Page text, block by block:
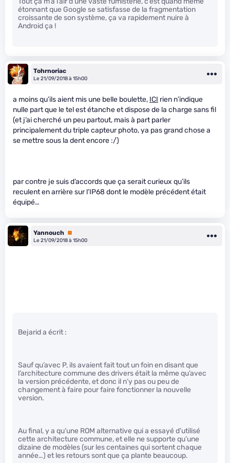
étonnant que Google se satisfasse de la fragmentation
croissante de son système, ça va rapidement nuire à
Android ça !
Tohrnoriac
Le 21/09/2018 à 15h00
a moins qu’ils aient mis une belle boulette, ICI rien n’indique
nulle part que le tel est étanche et dispose de la charge sans fil
(et j’ai cherché un peu partout, mais à part parler
principalement du triple capteur photo, ya pas grand chose a
se mettre sous la dent encore :/)
par contre je suis d’accords que ça serait curieux qu’ils
reculent en arrière sur l’IP68 dont le modèle précédent était
équipé…
Yannouch Premium
Le 21/09/2018 à 15h00
Bejarid a écrit :
Sauf qu’avec P, ils avaient fait tout un foin en disant que
l’architecture commune des drivers était la même qu’avec
la version précédente, et donc il n’y pas ou peu de
changement à faire pour faire fonctionner la nouvelle
version.
Au final, y a qu’une ROM alternative qui a essayé d’utilisé
cette architecture commune, et elle ne supporte qu’une
dizaine de modèles (sur les centaines qui sortent chaque
année…) et les retours sont que ça plante beaucoup.